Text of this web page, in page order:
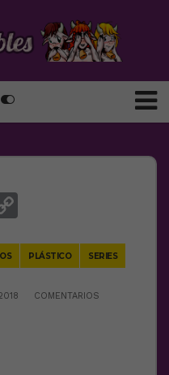
PLÁSTICO SERIES
COMENTARIOS